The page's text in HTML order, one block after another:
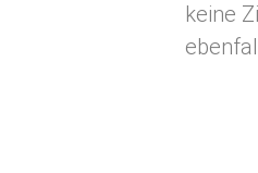
keine